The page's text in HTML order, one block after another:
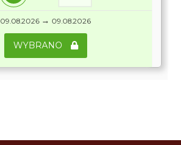
09.08.2026 → 09.08.2026
WYBRANO